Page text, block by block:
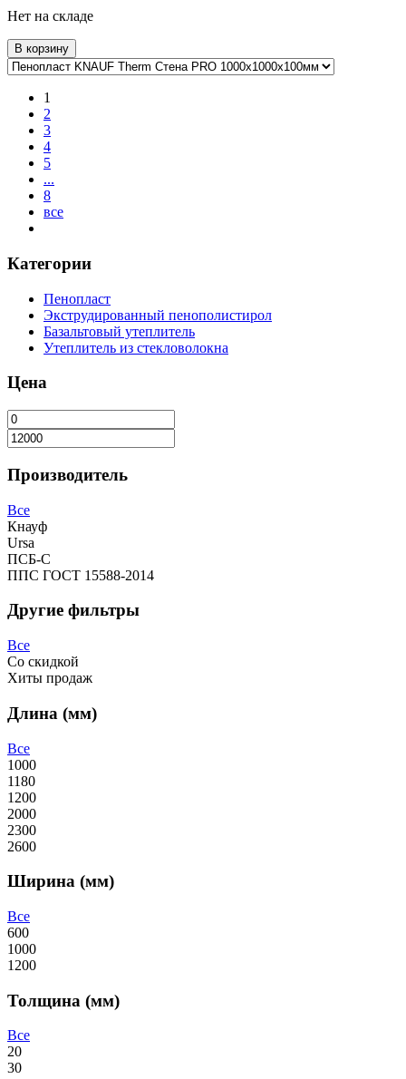
Нет на складе
В корзину
1
2
3
4
5
...
8
все
Категории
Пенопласт
Экструдированный пенополистирол
Базальтовый утеплитель
Утеплитель из стекловолокна
Цена
Производитель
Все
Кнауф
Ursa
ПСБ-C
ППС ГОСТ 15588-2014
Другие фильтры
Все
Со скидкой
Хиты продаж
Длина (мм)
Все
1000
1180
1200
2000
2300
2600
Ширина (мм)
Все
600
1000
1200
Толщина (мм)
Все
20
30